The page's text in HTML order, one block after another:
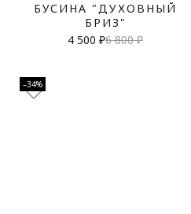
БУСИНА "ДУХОВНЫЙ
БРИЗ"
4 500 ₽6 800 ₽
–34%